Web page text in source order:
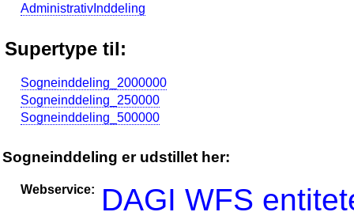
AdministrativInddeling
Supertype til:
Sogneinddeling_2000000
Sogneinddeling_250000
Sogneinddeling_500000
Sogneinddeling er udstillet her:
Webservice: DAGI WFS